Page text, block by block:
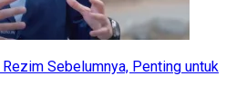
Sebelumnya, Penting untuk